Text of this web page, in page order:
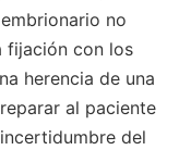
no
fijación con los
herencia de una
al paciente
del